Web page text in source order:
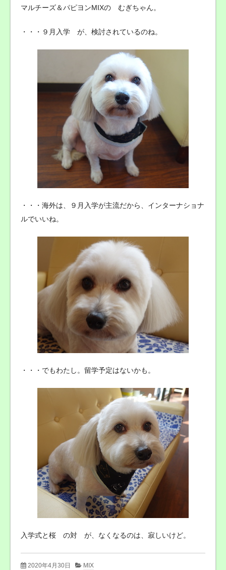
マルチーズ＆パピヨンMIXの むぎちゃん。
・・・９月入学 が、検討されているのね。
・・・海外は、９月入学が主流だから、インターナショナ
ルでいいね。
・・・でもわたし。留学予定はないかも。
入学式と桜 の対 が、なくなるのは、寂しいけど。
2020年4月30日 MIX